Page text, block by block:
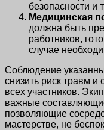
безопасности и
Медицинская
должна быть
работников,
случае
Соблюдение
снизить риск травм и
всех участников.
важные
позволяющие
мастерстве, не